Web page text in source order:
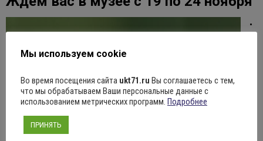
•
Мы используем cookie
Во время посещения сайта ukt71.ru Вы соглашаетесь с тем,
что мы обрабатываем Ваши персональные данные с
использованием метрических программ. Подробнее
ПРИНЯТЬ